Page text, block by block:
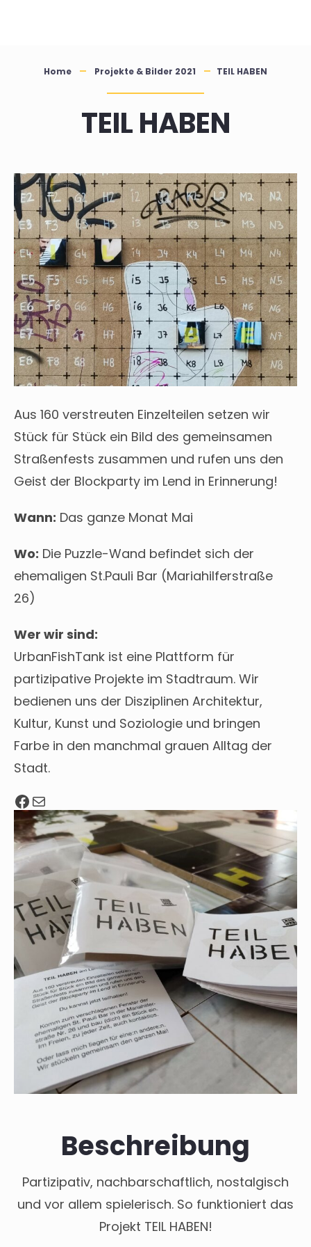
Home Projekte & Bilder 2021 TEIL HABEN
TEIL HABEN
Aus 160 verstreuten Einzelteilen setzen wir
Stück für Stück ein Bild des gemeinsamen
Straßenfests zusammen und rufen uns den
Geist der Blockparty im Lend in Erinnerung!
Wann: Das ganze Monat Mai
Wo: Die Puzzle-Wand befindet sich der
ehemaligen St.Pauli Bar (Mariahilferstraße
26)
Wer wir sind:
UrbanFishTank ist eine Plattform für
partizipative Projekte im Stadtraum. Wir
bedienen uns der Disziplinen Architektur,
Kultur, Kunst und Soziologie und bringen
Farbe in den manchmal grauen Alltag der
Stadt.
Facebook
Mail
Beschreibung
Partizipativ, nachbarschaftlich, nostalgisch
und vor allem spielerisch. So funktioniert das
Projekt TEIL HABEN!